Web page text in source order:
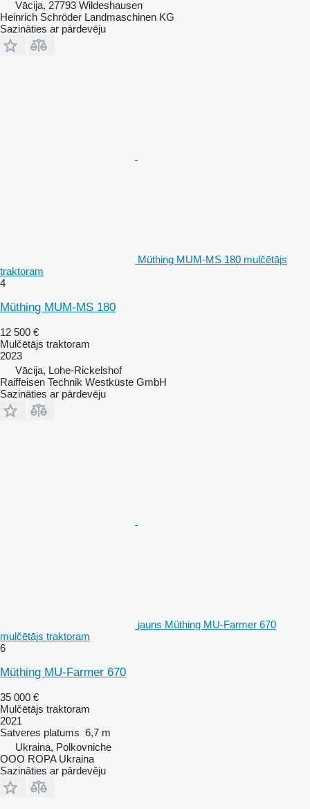
Vācija, 27793 Wildeshausen
Heinrich Schröder Landmaschinen KG
Sazināties ar pārdevēju
Müthing MUM-MS 180 mulčētājs
traktoram
4
Müthing MUM-MS 180
12 500 €
Mulčētājs traktoram
2023
Vācija, Lohe-Rickelshof
Raiffeisen Technik Westküste GmbH
Sazināties ar pārdevēju
jauns Müthing MU-Farmer 670
mulčētājs traktoram
6
Müthing MU-Farmer 670
35 000 €
Mulčētājs traktoram
2021
Satveres platums 6,7 m
Ukraina, Polkovniche
OOO ROPA Ukraina
Sazināties ar pārdevēju